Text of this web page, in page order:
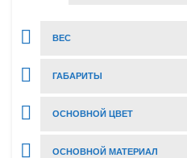
ВЕС
ГАБАРИТЫ
ОСНОВНОЙ ЦВЕТ
ОСНОВНОЙ МАТЕРИАЛ